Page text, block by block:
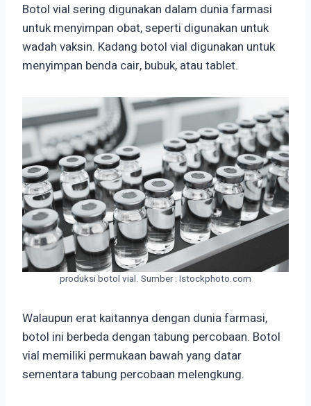
Botol vial sering digunakan dalam dunia farmasi
untuk menyimpan obat, seperti digunakan untuk
wadah vaksin. Kadang botol vial digunakan untuk
menyimpan benda cair, bubuk, atau tablet.
produksi botol vial. Sumber : Istockphoto.com
Walaupun erat kaitannya dengan dunia farmasi,
botol ini berbeda dengan tabung percobaan. Botol
vial memiliki permukaan bawah yang datar
sementara tabung percobaan melengkung.